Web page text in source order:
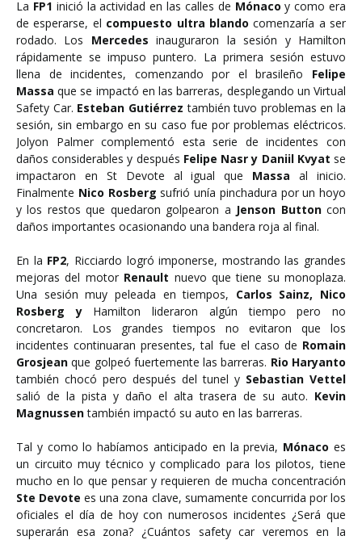
La FP1 inició la actividad en las calles de Mónaco y como era
de esperarse, el compuesto ultra blando comenzaría a ser
rodado. Los Mercedesinauguraron la sesión y Hamilton
rápidamente se impuso puntero. La primera sesión estuvo
llena de incidentes, comenzando por el brasileño Felipe
Massa que se impactó en las barreras, desplegando un Virtual
Safety Car. Esteban Gutiérrez también tuvo problemas en la
sesión, sin embargo en su caso fue por problemas eléctricos.
Jolyon Palmer complementó esta serie de incidentes con
daños considerables y después Felipe Nasr y Daniil Kvyat se
impactaron en St Devote al igual que Massaal inicio.
Finalmente Nico Rosberg sufrió unía pinchadura por un hoyo
y los restos que quedaron golpearon a Jenson Buttoncon
daños importantes ocasionando una bandera roja al final.
En la FP2, Ricciardo logró imponerse, mostrando las grandes
mejoras del motor Renault nuevo que tiene su monoplaza.
Una sesión muy peleada en tiempos, Carlos Sainz, Nico
Rosberg y Hamilton
lideraron algún tiempo pero no
concretaron. Los grandes tiempos no evitaron que los
incidentes continuaran presentes, tal fue el caso de Romain
Grosjean que golpeó fuertemente las barreras. Rio Haryanto
también chocó pero después del tunel y Sebastian Vettel
salió de la pista y daño el alta trasera de su auto. Kevin
Magnussentambién impactó su auto en las barreras.
Tal y como lo habíamos anticipado en la previa, Mónacoes
un circuito muy técnico y complicado para los pilotos, tiene
mucho en lo que pensar y requieren de mucha concentración
Ste Devote es una zona clave, sumamente concurrida por los
oficiales el día de hoy con numerosos incidentes ¿Será que
superarán esa zona? ¿Cuántos safety car veremos en la